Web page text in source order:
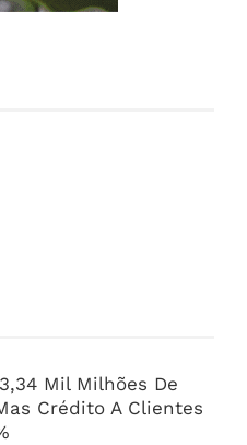
Mil Milhões De
Crédito A Clientes